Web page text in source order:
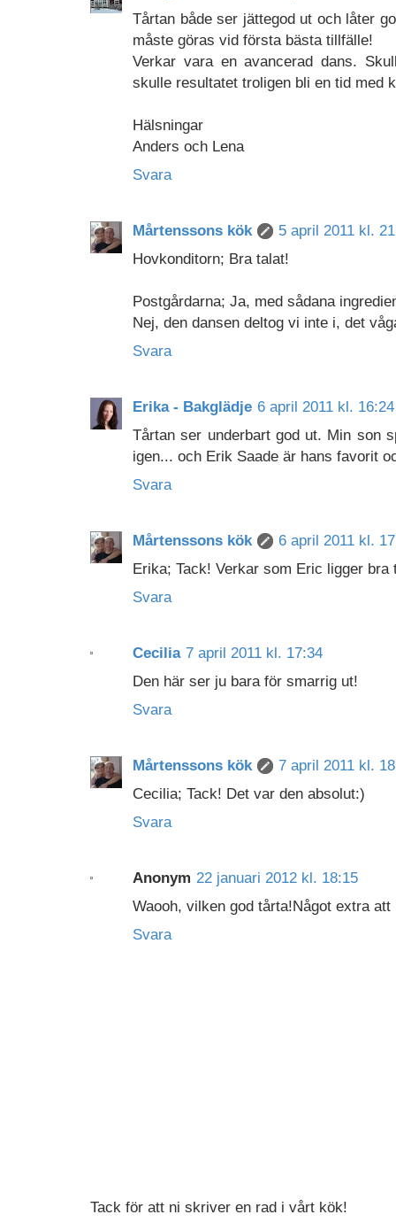
Tårtan både ser jättegod ut och låter
måste göras vid första bästa tillfälle!
Verkar vara en avancerad dans.
skulle resultatet troligen bli en tid med
Hälsningar
Anders och Lena
Svara
Mårtenssons kök
5 april 2011 kl.
Hovkonditorn; Bra talat!
Postgårdarna; Ja, med sådana
Nej, den dansen deltog vi inte i, det
Svara
Erika - Bakglädje 6 april 2011 kl. 16:24
Tårtan ser underbart god ut. Min son
igen... och Erik Saade är hans favorit
Svara
Mårtenssons kök
6 april 2011 kl.
Erika; Tack! Verkar som Eric ligger bra
Svara
Cecilia 7 april 2011 kl. 17:34
Den här ser ju bara för smarrig ut!
Svara
Mårtenssons kök
7 april 2011 kl.
Cecilia; Tack! Det var den absolut:)
Svara
Anonym 22 januari 2012 kl. 18:15
Waooh, vilken god tårta!Något extra att
Svara
Tack för att ni skriver en rad i vårt kök!